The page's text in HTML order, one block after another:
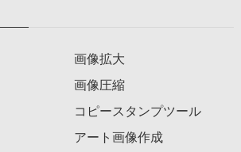
画像拡大
画像圧縮
コピースタンプツール
アート画像作成